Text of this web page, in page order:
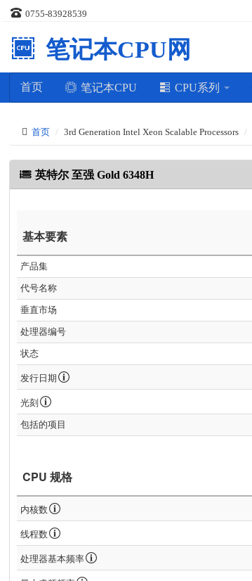
0755-83928539
笔记本CPU网
首页 笔记本CPU CPU系列
首页 3rd Generation Intel Xeon Scalable Processors
英特尔 至强 Gold 6348H
基本要素
产品集
代号名称
垂直市场
处理器编号
状态
发行日期
光刻
包括的项目
CPU 规格
内核数
线程数
处理器基本频率